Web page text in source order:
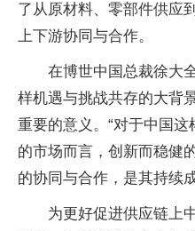
了从原材料、零部件供应
上下游协同与合作。
在博世中国总裁徐大
样机遇与挑战共存的大背
重要的意义。“对于中国
的市场而言，创新而稳健
的协同与合作，是其持续
为更好促进供应链上